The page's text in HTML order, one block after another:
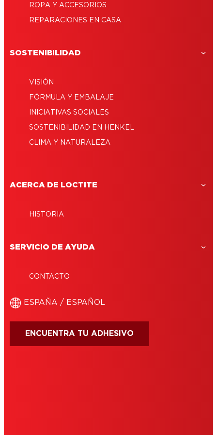
ROPA Y ACCESORIOS
REPARACIONES EN CASA
SOSTENIBILIDAD
VISIÓN
FÓRMULA Y EMBALAJE
INICIATIVAS SOCIALES
SOSTENIBILIDAD EN HENKEL
CLIMA Y NATURALEZA
ACERCA DE LOCTITE
HISTORIA
SERVICIO DE AYUDA
CONTACTO
ESPAÑA / ESPAÑOL
ENCUENTRA TU ADHESIVO